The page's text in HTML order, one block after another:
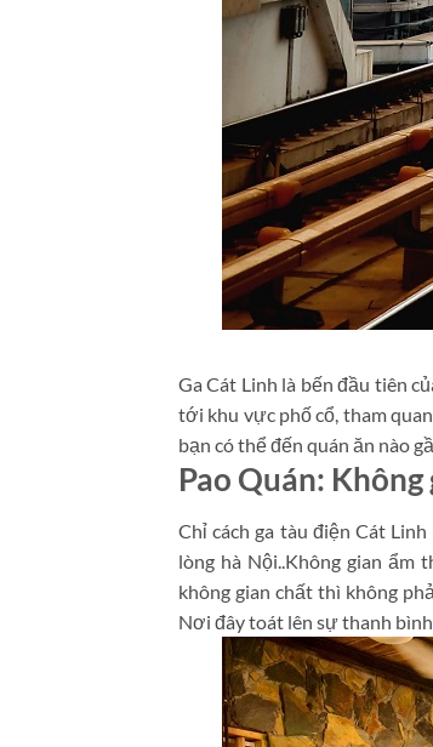
Ga Cát Linh là bến đầu tiên
tới khu vực phố cổ, tham
bạn có thể đến quán ăn nào
Pao Quán: Không
Chỉ cách ga tàu điện Cát
lòng hà Nội..Không gian ẩm
không gian chất thì không
Nơi đây toát lên sự thanh